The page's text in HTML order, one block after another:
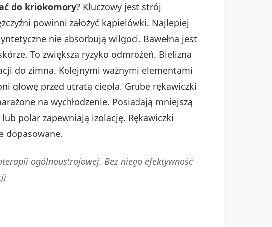
do kriokomory? Kluczowy jest strój
powinni założyć kąpielówki. Najlepiej
nie absorbują wilgoci. Bawełna jest
To zwiększa ryzyko odmrożeń. Bielizna
do zimna. Kolejnymi ważnymi elementami
głowę przed utratą ciepła. Grube rękawiczki
na wychłodzenie. Posiadają mniejszą
polar zapewniają izolację. Rękawiczki
dopasowane.
ogólnoustrojowej. Bez niego efektywność